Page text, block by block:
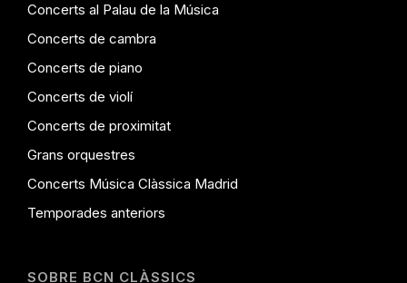
Concerts al Palau de la Música
Concerts de cambra
Concerts de piano
Concerts de violí
Concerts de proximitat
Grans orquestres
Concerts Música Clàssica Madrid
Temporades anteriors
SOBRE BCN CLÀSSICS